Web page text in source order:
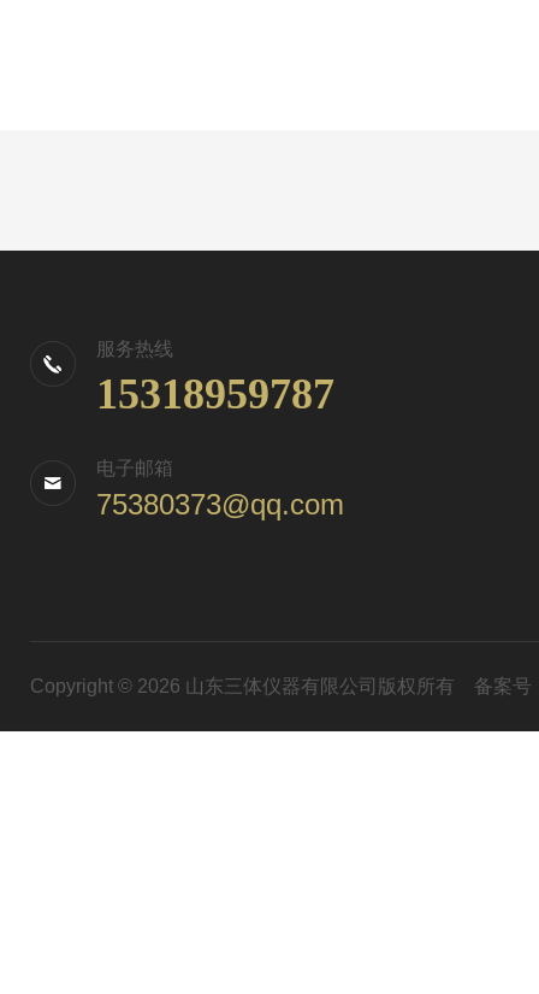
服务热线
15318959787
电子邮箱
75380373@qq.com
Copyright © 2026 山东三体仪器有限公司版权所有 备案号